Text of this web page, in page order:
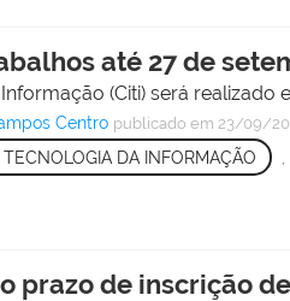
até 27 de
(Citi) será realizado
Centro publicado em 23/09/
DA INFORMAÇÃO
prazo de inscrição